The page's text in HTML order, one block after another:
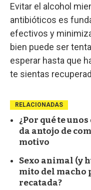
Evitar el alcohol
antibióticos es
efectivos y
bien puede ser
esperar hasta que
te sientas
RELACIONADAS
¿Por qué te
da antojo de
motivo
Sexo animal (y
mito del macho
recatada?